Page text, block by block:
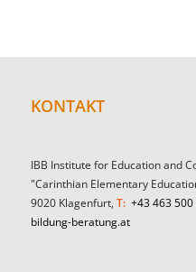
KONTAKT
IBB Institute for Education and
"Carinthian Elementary
9020 Klagenfurt, T: +43 463 500
bildung-beratung.at